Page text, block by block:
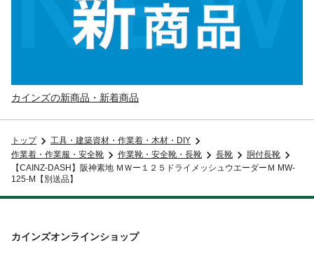
カインズの新商品・新着商品
トップ
工具・建築資材・作業着・木材・DIY
作業着・作業服・安全靴
作業靴・安全靴・長靴 長靴
胴付長靴
【CAINZ-DASH】阪神素地 ＭＷー１２５ドライメッシュウエーダーＭ MW-
125-M【別送品】
カインズオンラインショップ